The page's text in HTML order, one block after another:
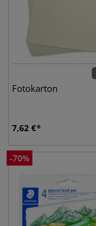
Fotokarton
7,62 €
-70%